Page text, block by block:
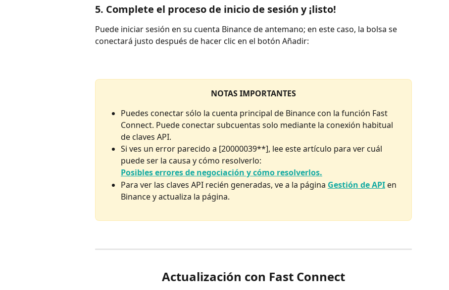
5. Complete el proceso de inicio de sesión y ¡listo!
Puede iniciar sesión en su cuenta Binance de antemano; en este caso, la bolsa se
conectará justo después de hacer clic en el botón Añadir:
NOTAS IMPORTANTES
Puedes conectar sólo la cuenta principal de Binance con la función Fast
Connect. Puede conectar subcuentas solo mediante la conexión habitual
de claves API.
Si ves un error parecido a [20000039**], lee este artículo para ver cuál
puede ser la causa y cómo resolverlo:
Posibles errores de negociación y cómo resolverlos.
Para ver las claves API recién generadas, ve a la página Gestión de API en
Binance y actualiza la página.
Actualización con Fast Connect